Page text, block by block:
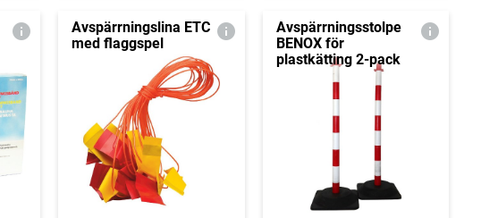
Avspärrningslina ETC
med flaggspel
Avspärrningsstolpe
BENOX för
plastkätting 2-pack